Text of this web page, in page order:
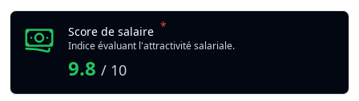
Score de salaire *
Indice évaluant l'attractivité salariale.
9.8 / 10